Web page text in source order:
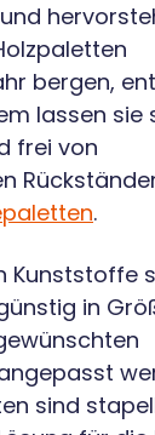
bergen,
lassen sie
frei von
.
Kunststoffe
in
sind